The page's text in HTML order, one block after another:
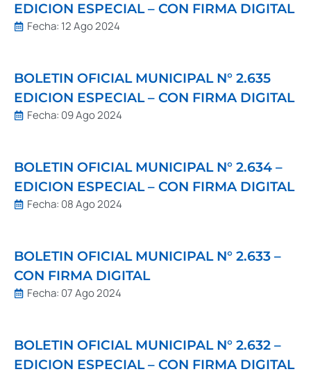
EDICION ESPECIAL – CON FIRMA DIGITAL
Fecha: 12 Ago 2024
BOLETIN OFICIAL MUNICIPAL N° 2.635
EDICION ESPECIAL – CON FIRMA DIGITAL
Fecha: 09 Ago 2024
BOLETIN OFICIAL MUNICIPAL N° 2.634 –
EDICION ESPECIAL – CON FIRMA DIGITAL
Fecha: 08 Ago 2024
BOLETIN OFICIAL MUNICIPAL N° 2.633 –
CON FIRMA DIGITAL
Fecha: 07 Ago 2024
BOLETIN OFICIAL MUNICIPAL N° 2.632 –
EDICION ESPECIAL – CON FIRMA DIGITAL